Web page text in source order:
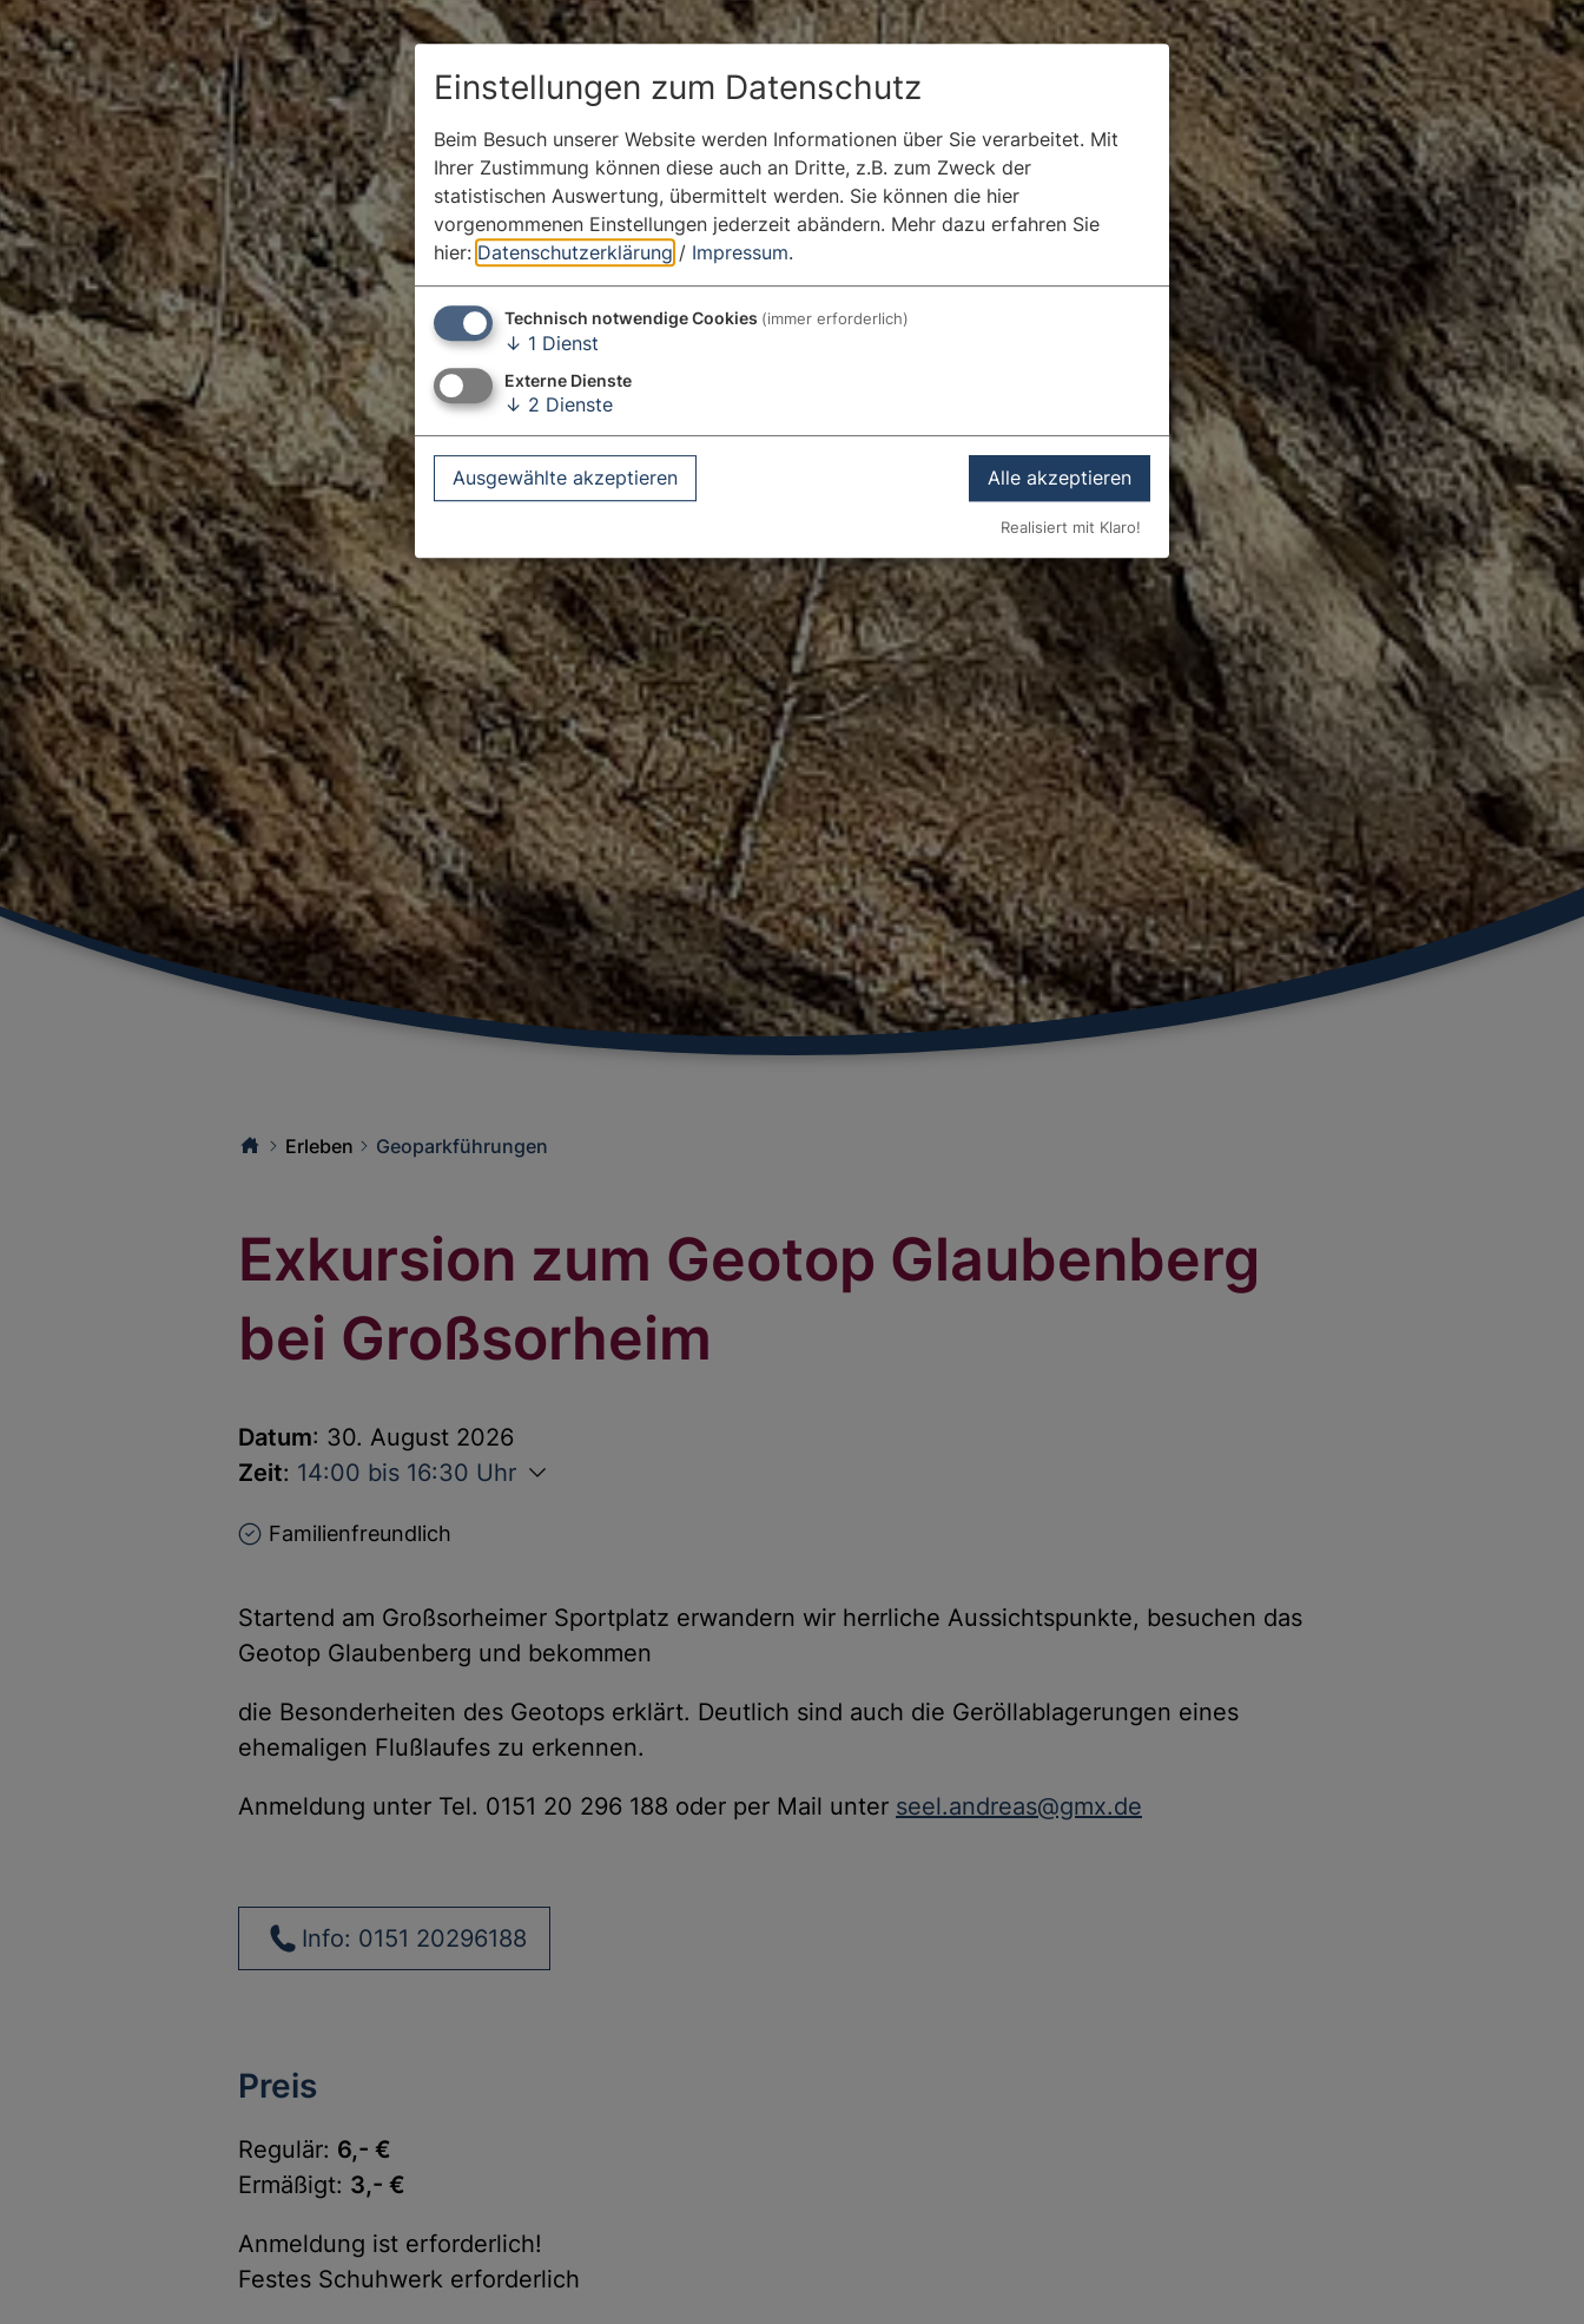
Geoparkführungen
Erleben
Exkursion zum Geotop Glaubenberg
bei Großsorheim
Datum: 30. August 2026
Zeit: 14:00 bis 16:30 Uhr
Familienfreundlich
Startend am Großsorheimer Sportplatz erwandern wir herrliche Aussichtspunkte, besuchen das
Geotop Glaubenberg und bekommen
die Besonderheiten des Geotops erklärt. Deutlich sind auch die Geröllablagerungen eines
ehemaligen Flußlaufes zu erkennen.
Anmeldung unter Tel. 0151 20 296 188 oder per Mail unter seel.andreas@gmx.de
Info: 0151 20296188
Preis
Regulär: 6,- €
Ermäßigt: 3,- €
Anmeldung ist erforderlich!
Festes Schuhwerk erforderlich
Einstellungen zum Datenschutz
Beim Besuch unserer Website werden Informationen über Sie verarbeitet. Mit
Ihrer Zustimmung können diese auch an Dritte, z.B. zum Zweck der
statistischen Auswertung, übermittelt werden. Sie können die hier
vorgenommenen Einstellungen jederzeit abändern. Mehr dazu erfahren Sie
hier: Datenschutzerklärung / Impressum.
Technisch notwendige Cookies (immer erforderlich)
↓ 1 Dienst
Externe Dienste
↓ 2 Dienste
Ausgewählte akzeptieren Alle akzeptieren
Realisiert mit Klaro!